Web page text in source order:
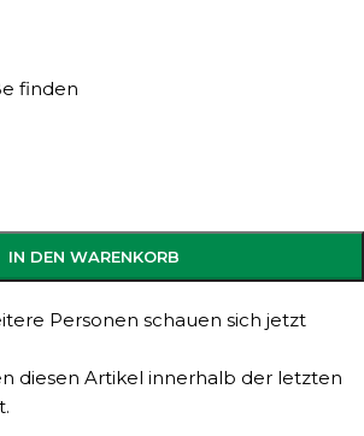
finden
IN DEN WARENKORB
Personen schauen sich jetzt
diesen Artikel innerhalb der letzten